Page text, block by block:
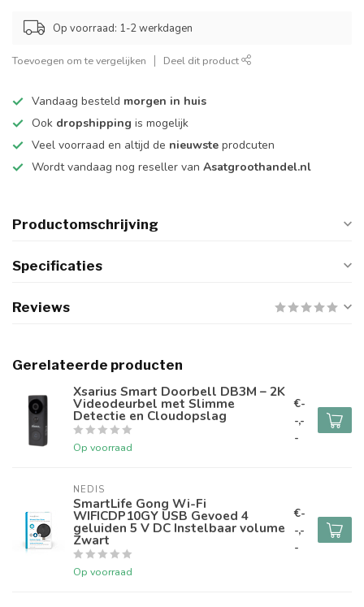
Op voorraad: 1-2 werkdagen
Toevoegen om te vergelijken Deel dit product
Vandaag besteld morgen in huis
Ook dropshipping is mogelijk
Veel voorraad en altijd de nieuwste prodcuten
Wordt vandaag nog reseller van Asatgroothandel.nl
Productomschrijving
Specificaties
Reviews
Gerelateerde producten
Xsarius Smart Doorbell DB3M – 2K
Videodeurbel met Slimme
Detectie en Cloudopslag
Op voorraad
€-
-,-
-
NEDIS
SmartLife Gong Wi-Fi
WIFICDP10GY USB Gevoed 4
geluiden 5 V DC Instelbaar volume
Zwart
Op voorraad
€-
-,-
-